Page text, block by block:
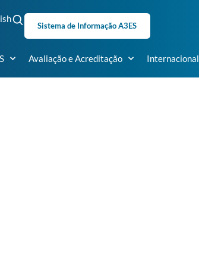
Sistema de Informação A3ES
Avaliação e Acreditação Internacional